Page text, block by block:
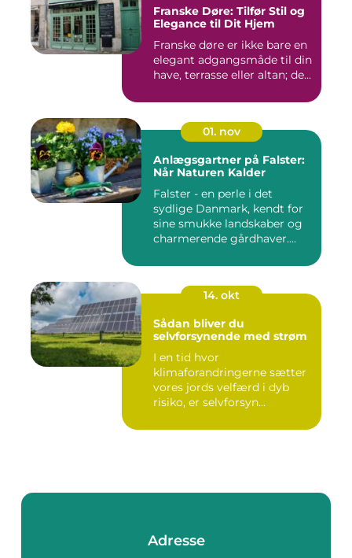
Franske Døre: Tilfør Stil og
Elegance til Dit Hjem
Franske døre er ikke bare en
elegant adgangsmåde til din
have, terrasse eller altan; de...
01. nov
Anlægsgartner på Falster:
Når Naturen Kalder
Falster - en perle i det
sydlige Danmark, kendt for
sine smukke landskaber og
charmerende gårdhaver....
14. okt
Sådan bliver du
selvforsynende med strøm
I en tid hvor
klimaforandringerne sætter
vores jords velfærd i dyb
risiko, er selvforsyn...
Adresse